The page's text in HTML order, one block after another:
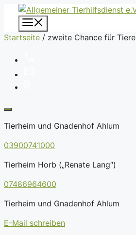
Zum
Inhalt
springen
Startseite / zweite Chance für Tiere
Tierheim und Gnadenhof Ahlum
03900741000
Tierheim Horb („Renate Lang“)
07486964600
Tierheim und Gnadenhof Ahlum
E-Mail schreiben